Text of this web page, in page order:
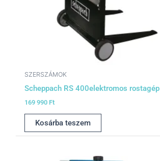
SZERSZÁMOK
Scheppach RS 400elektromos rostagép
169 990 Ft
Kosárba teszem